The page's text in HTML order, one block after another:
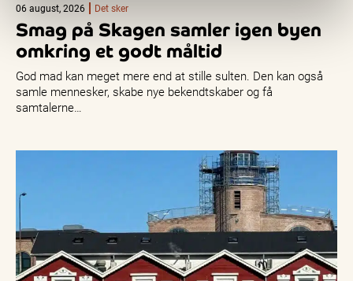
06 august, 2026 Det sker
Smag på Skagen samler igen byen
omkring et godt måltid
God mad kan meget mere end at stille sulten. Den kan også
samle mennesker, skabe nye bekendtskaber og få
samtalerne…